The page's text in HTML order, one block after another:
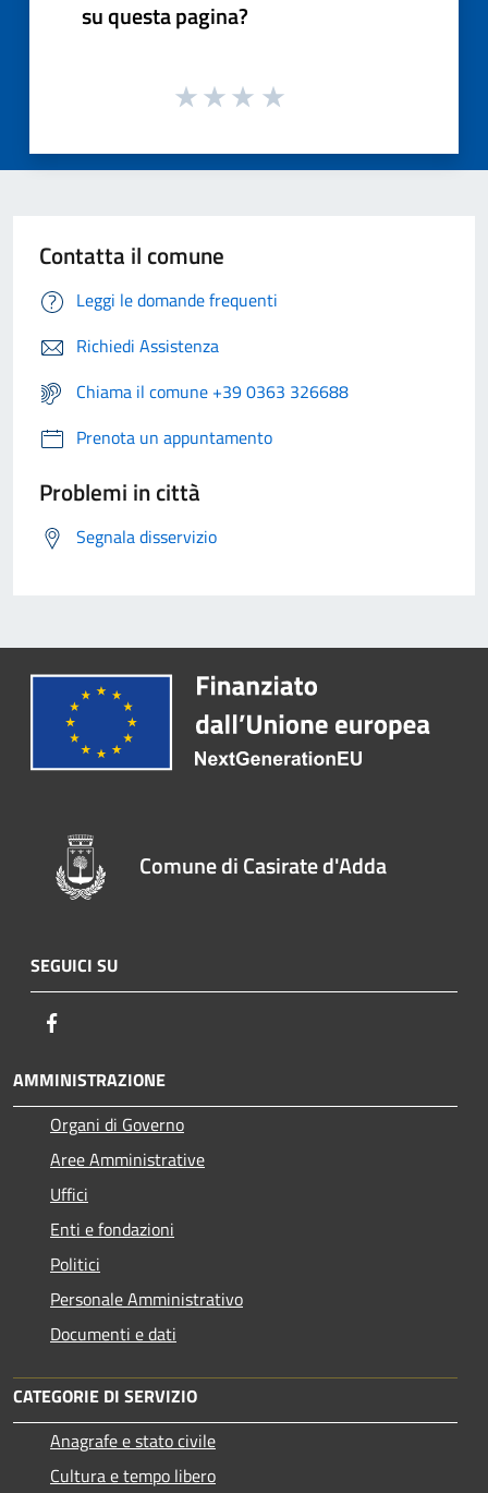
su questa pagina?
Contatta il comune
Leggi le domande frequenti
Richiedi Assistenza
Chiama il comune +39 0363 326688
Prenota un appuntamento
Problemi in città
Segnala disservizio
Comune di Casirate d'Adda
SEGUICI SU
AMMINISTRAZIONE
Organi di Governo
Aree Amministrative
Uffici
Enti e fondazioni
Politici
Personale Amministrativo
Documenti e dati
CATEGORIE DI SERVIZIO
Anagrafe e stato civile
Cultura e tempo libero